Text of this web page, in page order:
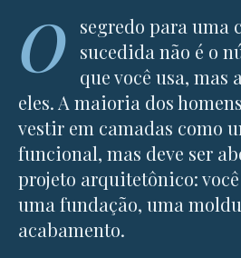
O segredo para uma
sucedida não é o
que você usa, mas
eles. A maioria dos
vestir em camadas como
funcional, mas deve ser
projeto arquitetônico:
uma fundação, uma
acabamento.